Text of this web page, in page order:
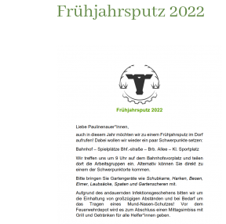
Frühjahrsputz 2022